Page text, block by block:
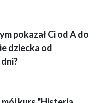
pokazał Ci od A do
dziecka od